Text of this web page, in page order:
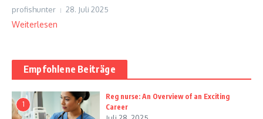
profishunter 28. Juli 2025
Weiterlesen
Empfohlene Beiträge
1
Reg nurse: An Overview of an Exciting
Career